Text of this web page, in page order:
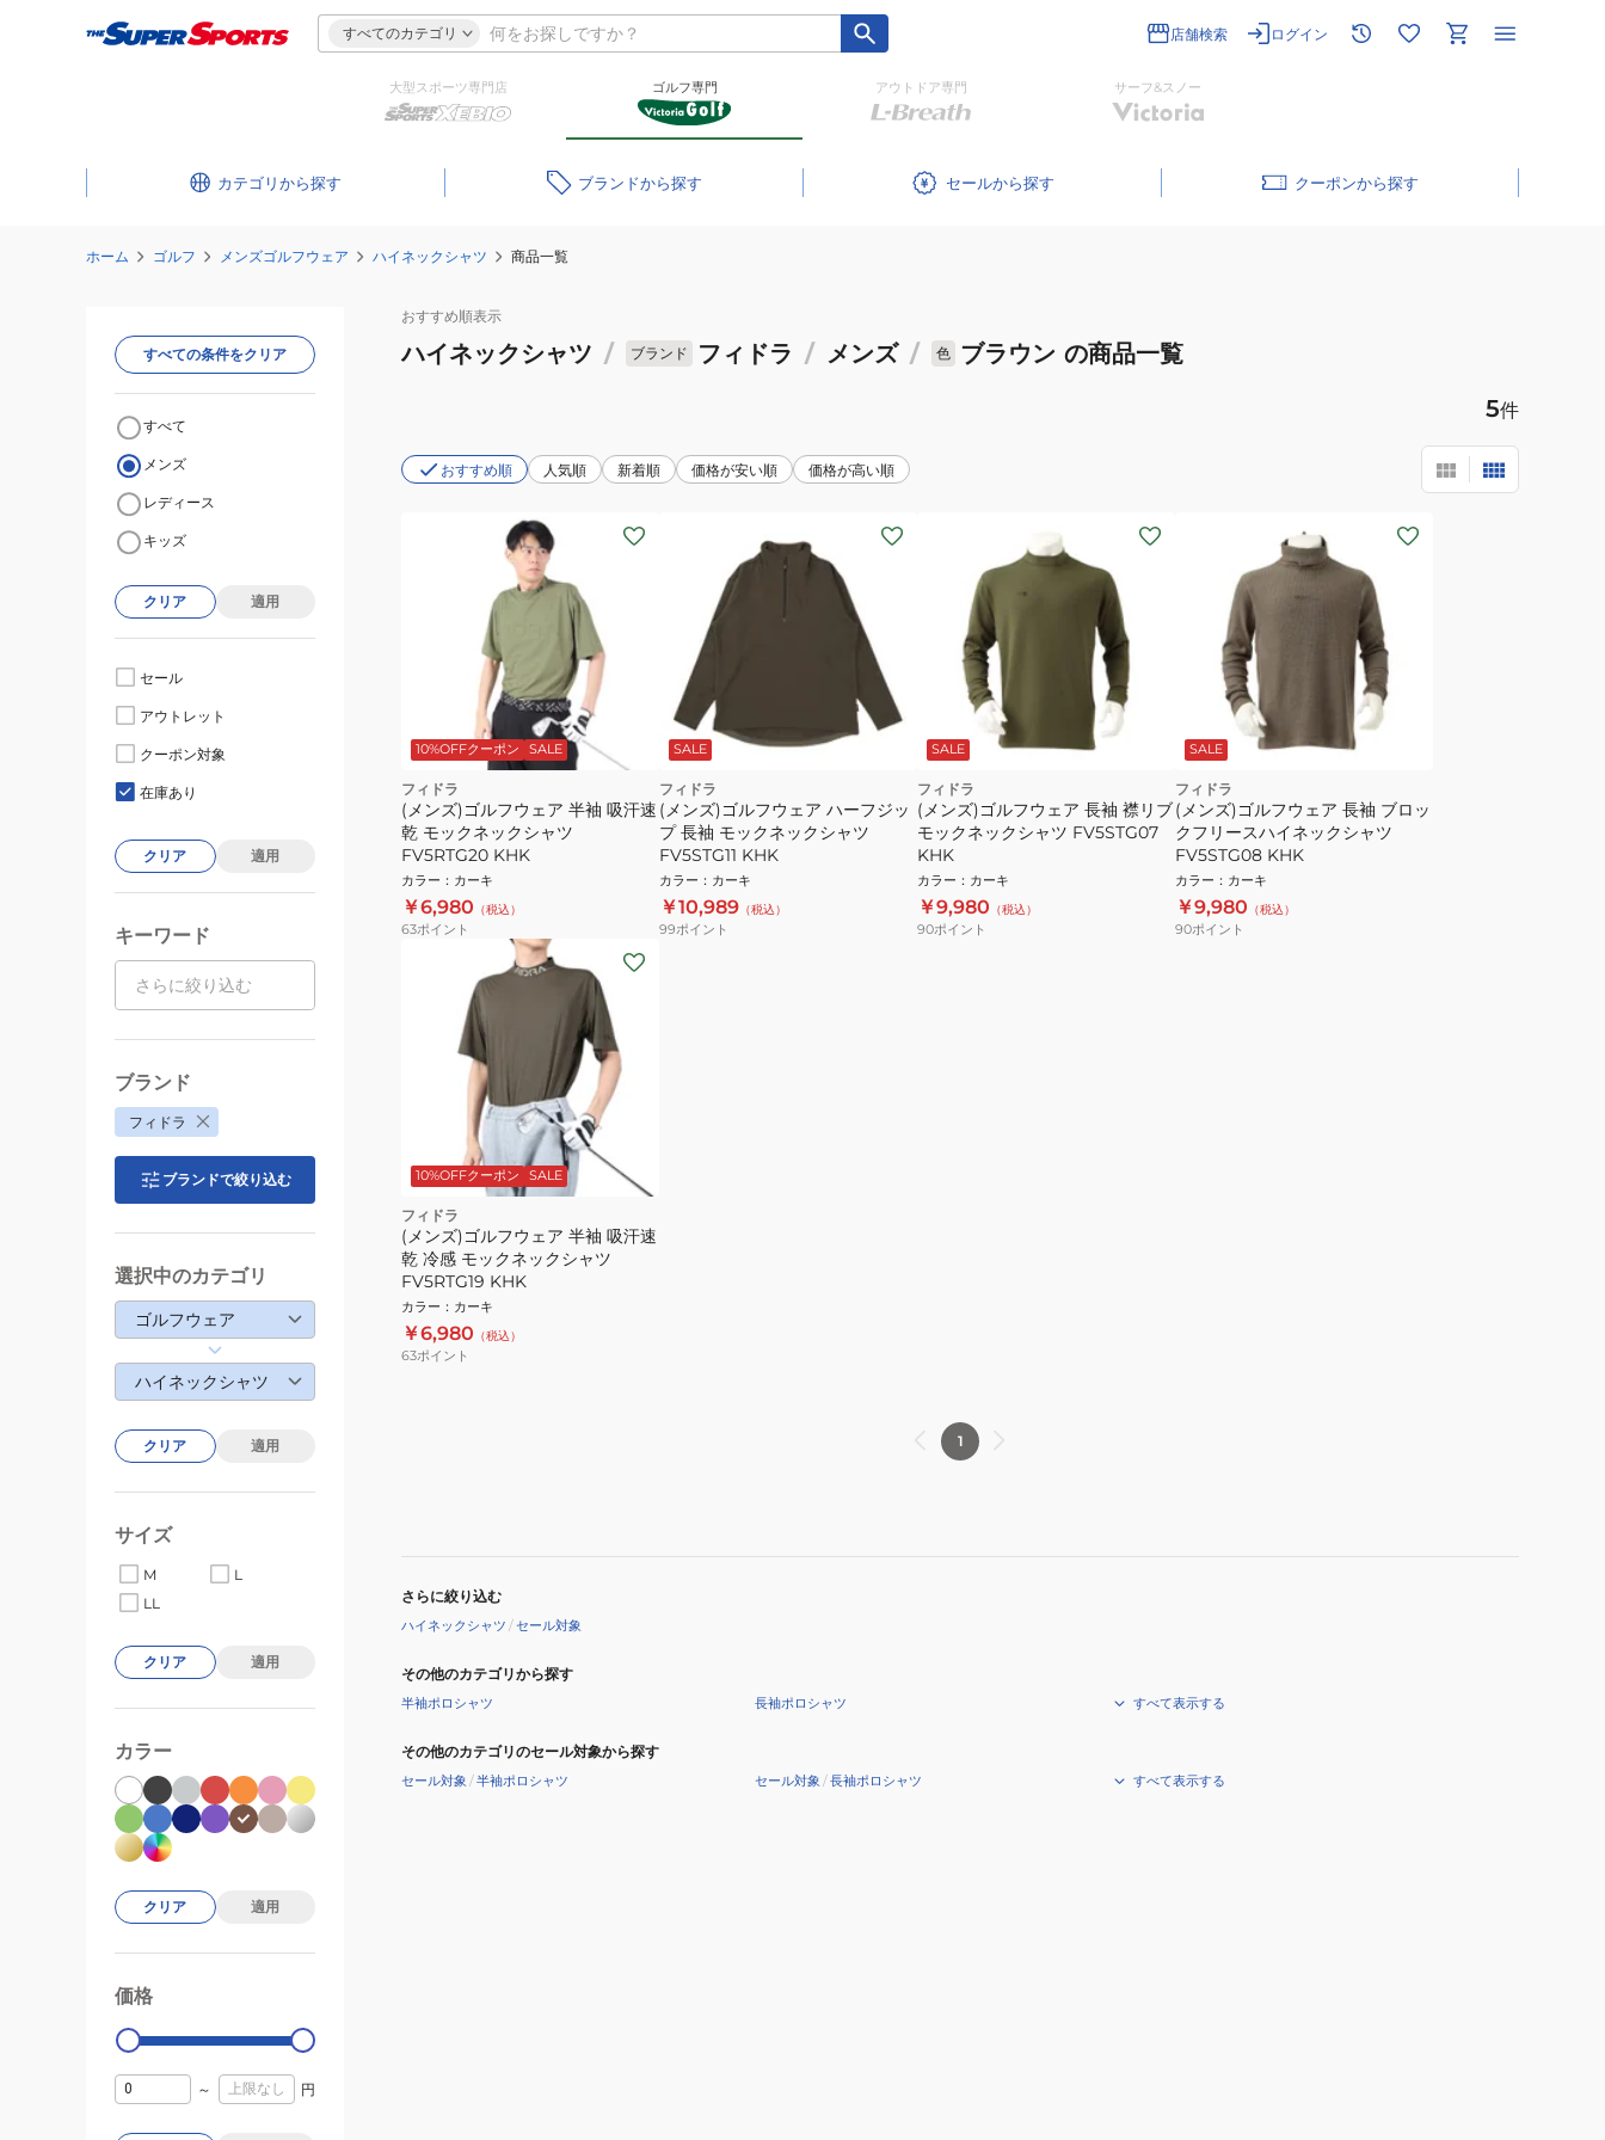
すべてのカテゴリ 店舗検索 ログイン
大型スポーツ専門店 ゴルフ専門 アウトドア専門 サーフ&スノー
カテゴリ ブランド セール クーポン
ホーム ゴルフ メンズゴルフウェア ハイネックシャツ 商品一覧
おすすめ順表示
ハイネックシャツ / ブランド フィドラ / メンズ / 色 ブラウン の商品一覧
5件
おすすめ順 人気順 新着順 価格が安い順 価格が高い順
10%OFFクーポン SALE
フィドラ
(メンズ)ゴルフウェア 半袖 吸汗速
乾 モックネックシャツ
FV5RTG20 KHK
カラー ： カーキ
￥6,980 （税込）
63ポイント
SALE
フィドラ
(メンズ)ゴルフウェア ハーフジッ
プ 長袖 モックネックシャツ
FV5STG11 KHK
カラー ： カーキ
￥10,989 （税込）
99ポイント
SALE
フィドラ
(メンズ)ゴルフウェア 長袖 襟リブ
モックネックシャツ FV5STG07
KHK
カラー ： カーキ
￥9,980 （税込）
90ポイント
SALE
フィドラ
(メンズ)ゴルフウェア 長袖 ブロッ
クフリースハイネックシャツ
FV5STG08 KHK
カラー ： カーキ
￥9,980 （税込）
90ポイント
10%OFFクーポン SALE
フィドラ
(メンズ)ゴルフウェア 半袖 吸汗速
乾 冷感 モックネックシャツ
FV5RTG19 KHK
カラー ： カーキ
￥6,980 （税込）
63ポイント
1
さらに絞り込む
ハイネックシャツ /セール対象
その他のカテゴリから探す
半袖ポロシャツ 長袖ポロシャツ すべて表示する
その他のカテゴリのセール対象から探す
セール対象 /半袖ポロシャツ セール対象 /長袖ポロシャツ すべて表示する
すべての条件をクリア
すべて
メンズ
レディース
キッズ
クリア 適用
セール
アウトレット
クーポン対象
在庫あり
クリア 適用
キーワード
ブランド
フィドラ
ブランドで絞り込む
選択中のカテゴリ
ゴルフウェア
ハイネックシャツ
クリア 適用
サイズ
M
L
LL
クリア 適用
カラー
クリア 適用
価格
0
～ 円